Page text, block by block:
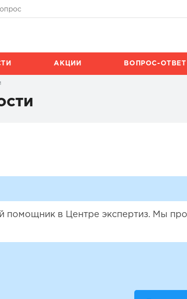
АКЦИИ ВОПРОС-ОТВЕТ
помощник в Центре экспертиз. Мы